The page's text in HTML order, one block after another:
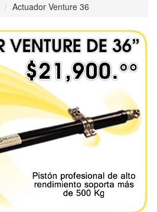
Actuador Venture 36